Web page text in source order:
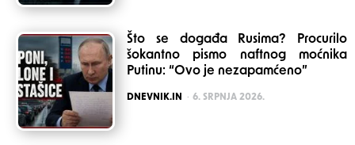
Što se događa Rusima? Procurilo
šokantno pismo naftnog moćnika
Putinu: “Ovo je nezapamćeno”
POSTED
DNEVNIK.IN 6. SRPNJA 2026.